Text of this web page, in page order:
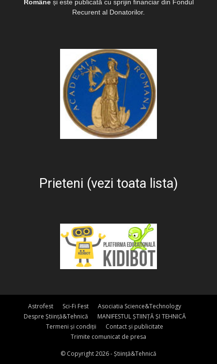
Româneși este publicată cu sprijin financiar din Fondul
Recurent al Donatorilor.
Prieteni (vezi toata lista)
Astrofest Sci-Fi Fest
Asociatia Science&Technology
Despre Știință&Tehnică
MANIFESTUL ȘTIINȚĂ ȘI TEHNICĂ
Termeni și condiții
Contact și publicitate
Trimite comunicat de presa
© Copyright 2026 - Știință&Tehnică